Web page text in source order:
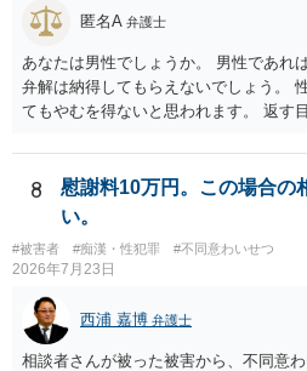
があれば，かえって相談者が動いてい
と思います。 ですから，この件につい
はないだろうと思っていただいて大丈
匿名A 弁護士
あなたは男性でしょうか。 男性であれ
弁解は納得してもらえないでしょう。
てもやむを得ないと思われます。 返す
法領得の意思は発現しており、窃盗の
ます。 元の場所に戻したのは、前述の
いように戻したと評価されることにな
犯カメラに写っているのがあなたなの
事態になっているのは確かです。お早
弁護士を依頼の上、示談の方向で動か
す。
8
慰謝料10万円。この場合の
い。
#被害者 #痴漢・性犯罪 #不同意わいせつ
2026年7月23日
西浦 嘉博 弁護士
相談者さんが被った被害から、不同意